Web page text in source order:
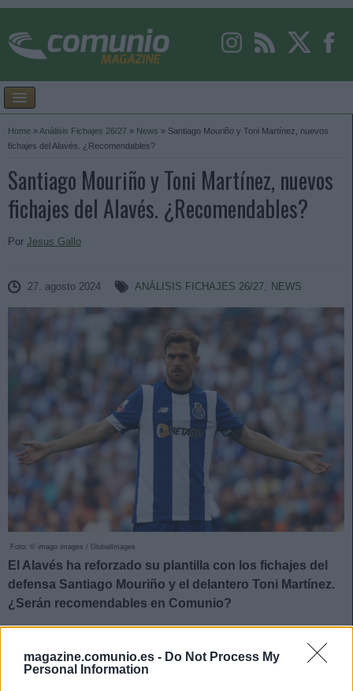
magazine.comunio.es - Do Not Process My
Personal Information
Home »Análisis Fichajes 26/27 » News » Santiago Mouriño y Toni Martínez, nuevos
fichajes del Alavés. ¿Recomendables?
Santiago Mouriño y Toni Martínez, nuevos
fichajes del Alavés. ¿Recomendables?
Por Jesus Gallo
27. agosto 2024 ANÁLISIS FICHAJES 26/27, NEWS
Foto: © imago images / GlobalImages
El Alavés ha reforzado su plantilla con los fichajes del
defensa Santiago Mouriño y el delantero Toni Martínez.
¿Serán recomendables en Comunio?
Santiago Mouriño (Defensa, 580.000 €)
El Alavés ha completado su parcela defensiva con el fichaje